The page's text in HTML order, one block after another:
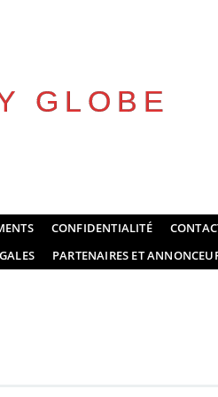
GLOBE
CONFIDENTIALITÉ
PARTENAIRES ET